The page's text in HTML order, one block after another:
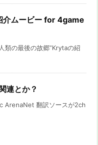
ムービー for 4game
類の最後の故郷”Krytaの紹
連とか？
ArenaNet 翻訳ソースが2ch